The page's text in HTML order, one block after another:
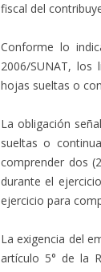
fiscal del
Conforme lo
2006/SUNAT,
hojas sueltas o
La obligación
sueltas o
comprender dos
durante el
ejercicio para
La exigencia del
artículo 5° de la